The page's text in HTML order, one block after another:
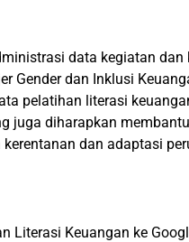
data kegiatan
Gender dan Inklusi
pelatihan literasi
juga diharapkan
dan adaptasi
Literasi Keuangan ke